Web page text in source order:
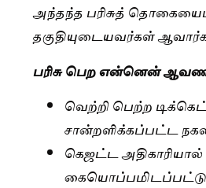
அந்தந்த பரிசுத்
தகுதியுடையவர்கள்
பரிசு பெற என்னென்
வெற்றி பெற்ற
சான்றளிக்கப்பட்ட
கெஜட்ட அதிகாரியால்
கையொப்பமிடப்பட்டு